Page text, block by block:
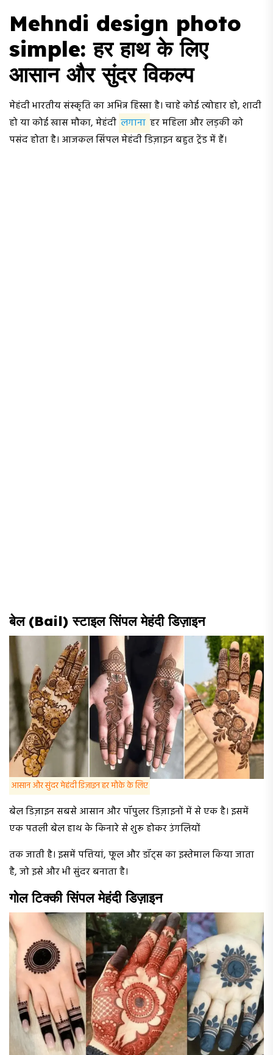
Mehndi design photo
simple: हर हाथ के लिए
आसान और सुंदर विकल्प
मेहंदी भारतीय संस्कृति का अभिन्न हिस्सा है। चाहे कोई त्योहार हो, शादी
हो या कोई खास मौका, मेहंदी लगाना हर महिला और लड़की को
पसंद होता है। आजकल सिंपल मेहंदी डिज़ाइन बहुत ट्रेंड में हैं।
बेल (Bail) स्टाइल सिंपल मेहंदी डिज़ाइन
आसान और सुंदर मेहंदी डिज़ाइन हर मौके के लिए
बेल डिज़ाइन सबसे आसान और पॉपुलर डिज़ाइनों में से एक है। इसमें
एक पतली बेल हाथ के किनारे से शुरू होकर उंगलियों
तक जाती है। इसमें पत्तियां, फूल और डॉट्स का इस्तेमाल किया जाता
है, जो इसे और भी सुंदर बनाता है।
गोल टिक्की सिंपल मेहंदी डिज़ाइन